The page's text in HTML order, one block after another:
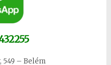
549 – Belém